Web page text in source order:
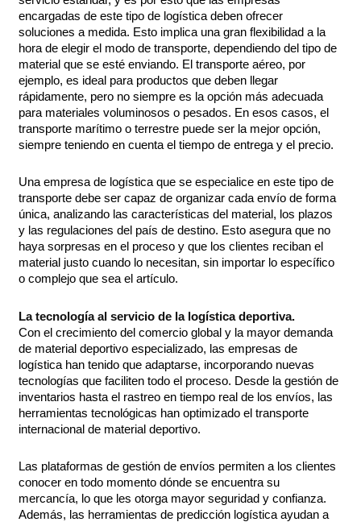
encargadas de este tipo de logística deben ofrecer
soluciones a medida. Esto implica una gran flexibilidad a la
hora de elegir el modo de transporte, dependiendo del tipo de
material que se esté enviando. El transporte aéreo, por
ejemplo, es ideal para productos que deben llegar
rápidamente, pero no siempre es la opción más adecuada
para materiales voluminosos o pesados. En esos casos, el
transporte marítimo o terrestre puede ser la mejor opción,
siempre teniendo en cuenta el tiempo de entrega y el precio.
Una empresa de logística que se especialice en este tipo de
transporte debe ser capaz de organizar cada envío de forma
única, analizando las características del material, los plazos
y las regulaciones del país de destino. Esto asegura que no
haya sorpresas en el proceso y que los clientes reciban el
material justo cuando lo necesitan, sin importar lo específico
o complejo que sea el artículo.
La tecnología al servicio de la logística deportiva.
Con el crecimiento del comercio global y la mayor demanda
de material deportivo especializado, las empresas de
logística han tenido que adaptarse, incorporando nuevas
tecnologías que faciliten todo el proceso. Desde la gestión de
inventarios hasta el rastreo en tiempo real de los envíos, las
herramientas tecnológicas han optimizado el transporte
internacional de material deportivo.
Las plataformas de gestión de envíos permiten a los clientes
conocer en todo momento dónde se encuentra su
mercancía, lo que les otorga mayor seguridad y confianza.
Además, las herramientas de predicción logística ayudan a